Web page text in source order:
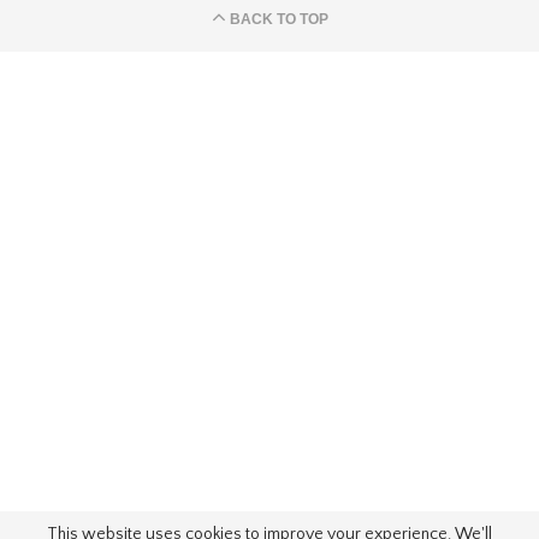
BACK TO TOP
This website uses cookies to improve your experience. We'll